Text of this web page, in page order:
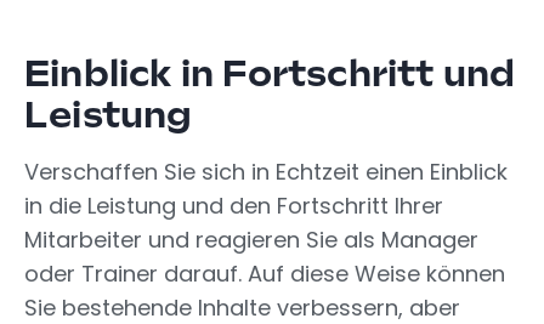
Einblick in Fortschritt und
Leistung
Verschaffen Sie sich in Echtzeit einen Einblick
in die Leistung und den Fortschritt Ihrer
Mitarbeiter und reagieren Sie als Manager
oder Trainer darauf. Auf diese Weise können
Sie bestehende Inhalte verbessern, aber